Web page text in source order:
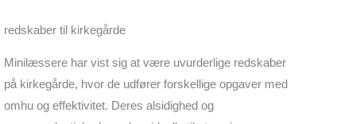
redskaber til kirkegårde
Minilæssere har vist sig at være uvurderlige redskaber
på kirkegårde, hvor de udfører forskellige opgaver med
omhu og effektivitet. Deres alsidighed og